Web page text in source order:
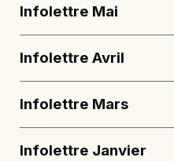
Infolettre Mai
Infolettre Avril
Infolettre Mars
Infolettre Janvier